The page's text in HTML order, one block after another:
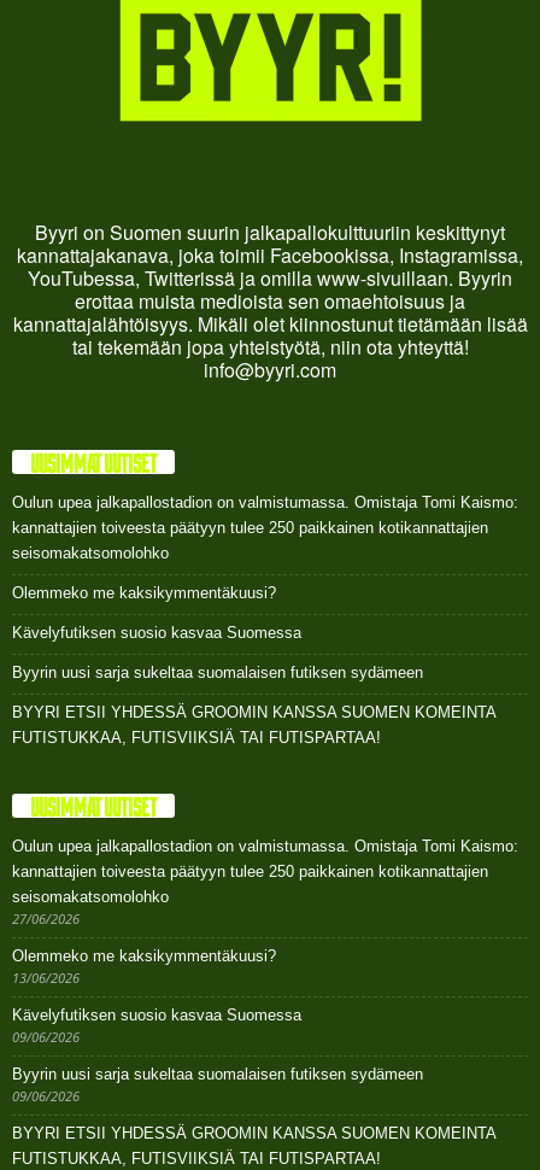
Byyri on Suomen suurin jalkapallokulttuuriin keskittynyt
kannattajakanava, joka toimii Facebookissa, Instagramissa,
YouTubessa, Twitterissä ja omilla www-sivuillaan. Byyrin
erottaa muista medioista sen omaehtoisuus ja
kannattajalähtöisyys. Mikäli olet kiinnostunut tietämään lisää
tai tekemään jopa yhteistyötä, niin ota yhteyttä!
info@byyri.com
UUSIMMAT UUTISET
Oulun upea jalkapallostadion on valmistumassa. Omistaja Tomi Kaismo:
kannattajien toiveesta päätyyn tulee 250 paikkainen kotikannattajien
seisomakatsomolohko
Olemmeko me kaksikymmentäkuusi?
Kävelyfutiksen suosio kasvaa Suomessa
Byyrin uusi sarja sukeltaa suomalaisen futiksen sydämeen
BYYRI ETSII YHDESSÄ GROOMIN KANSSA SUOMEN KOMEINTA
FUTISTUKKAA, FUTISVIIKSIÄ TAI FUTISPARTAA!
UUSIMMAT UUTISET
Oulun upea jalkapallostadion on valmistumassa. Omistaja Tomi Kaismo:
kannattajien toiveesta päätyyn tulee 250 paikkainen kotikannattajien
seisomakatsomolohko
27/06/2026
Olemmeko me kaksikymmentäkuusi?
13/06/2026
Kävelyfutiksen suosio kasvaa Suomessa
09/06/2026
Byyrin uusi sarja sukeltaa suomalaisen futiksen sydämeen
09/06/2026
BYYRI ETSII YHDESSÄ GROOMIN KANSSA SUOMEN KOMEINTA
FUTISTUKKAA, FUTISVIIKSIÄ TAI FUTISPARTAA!